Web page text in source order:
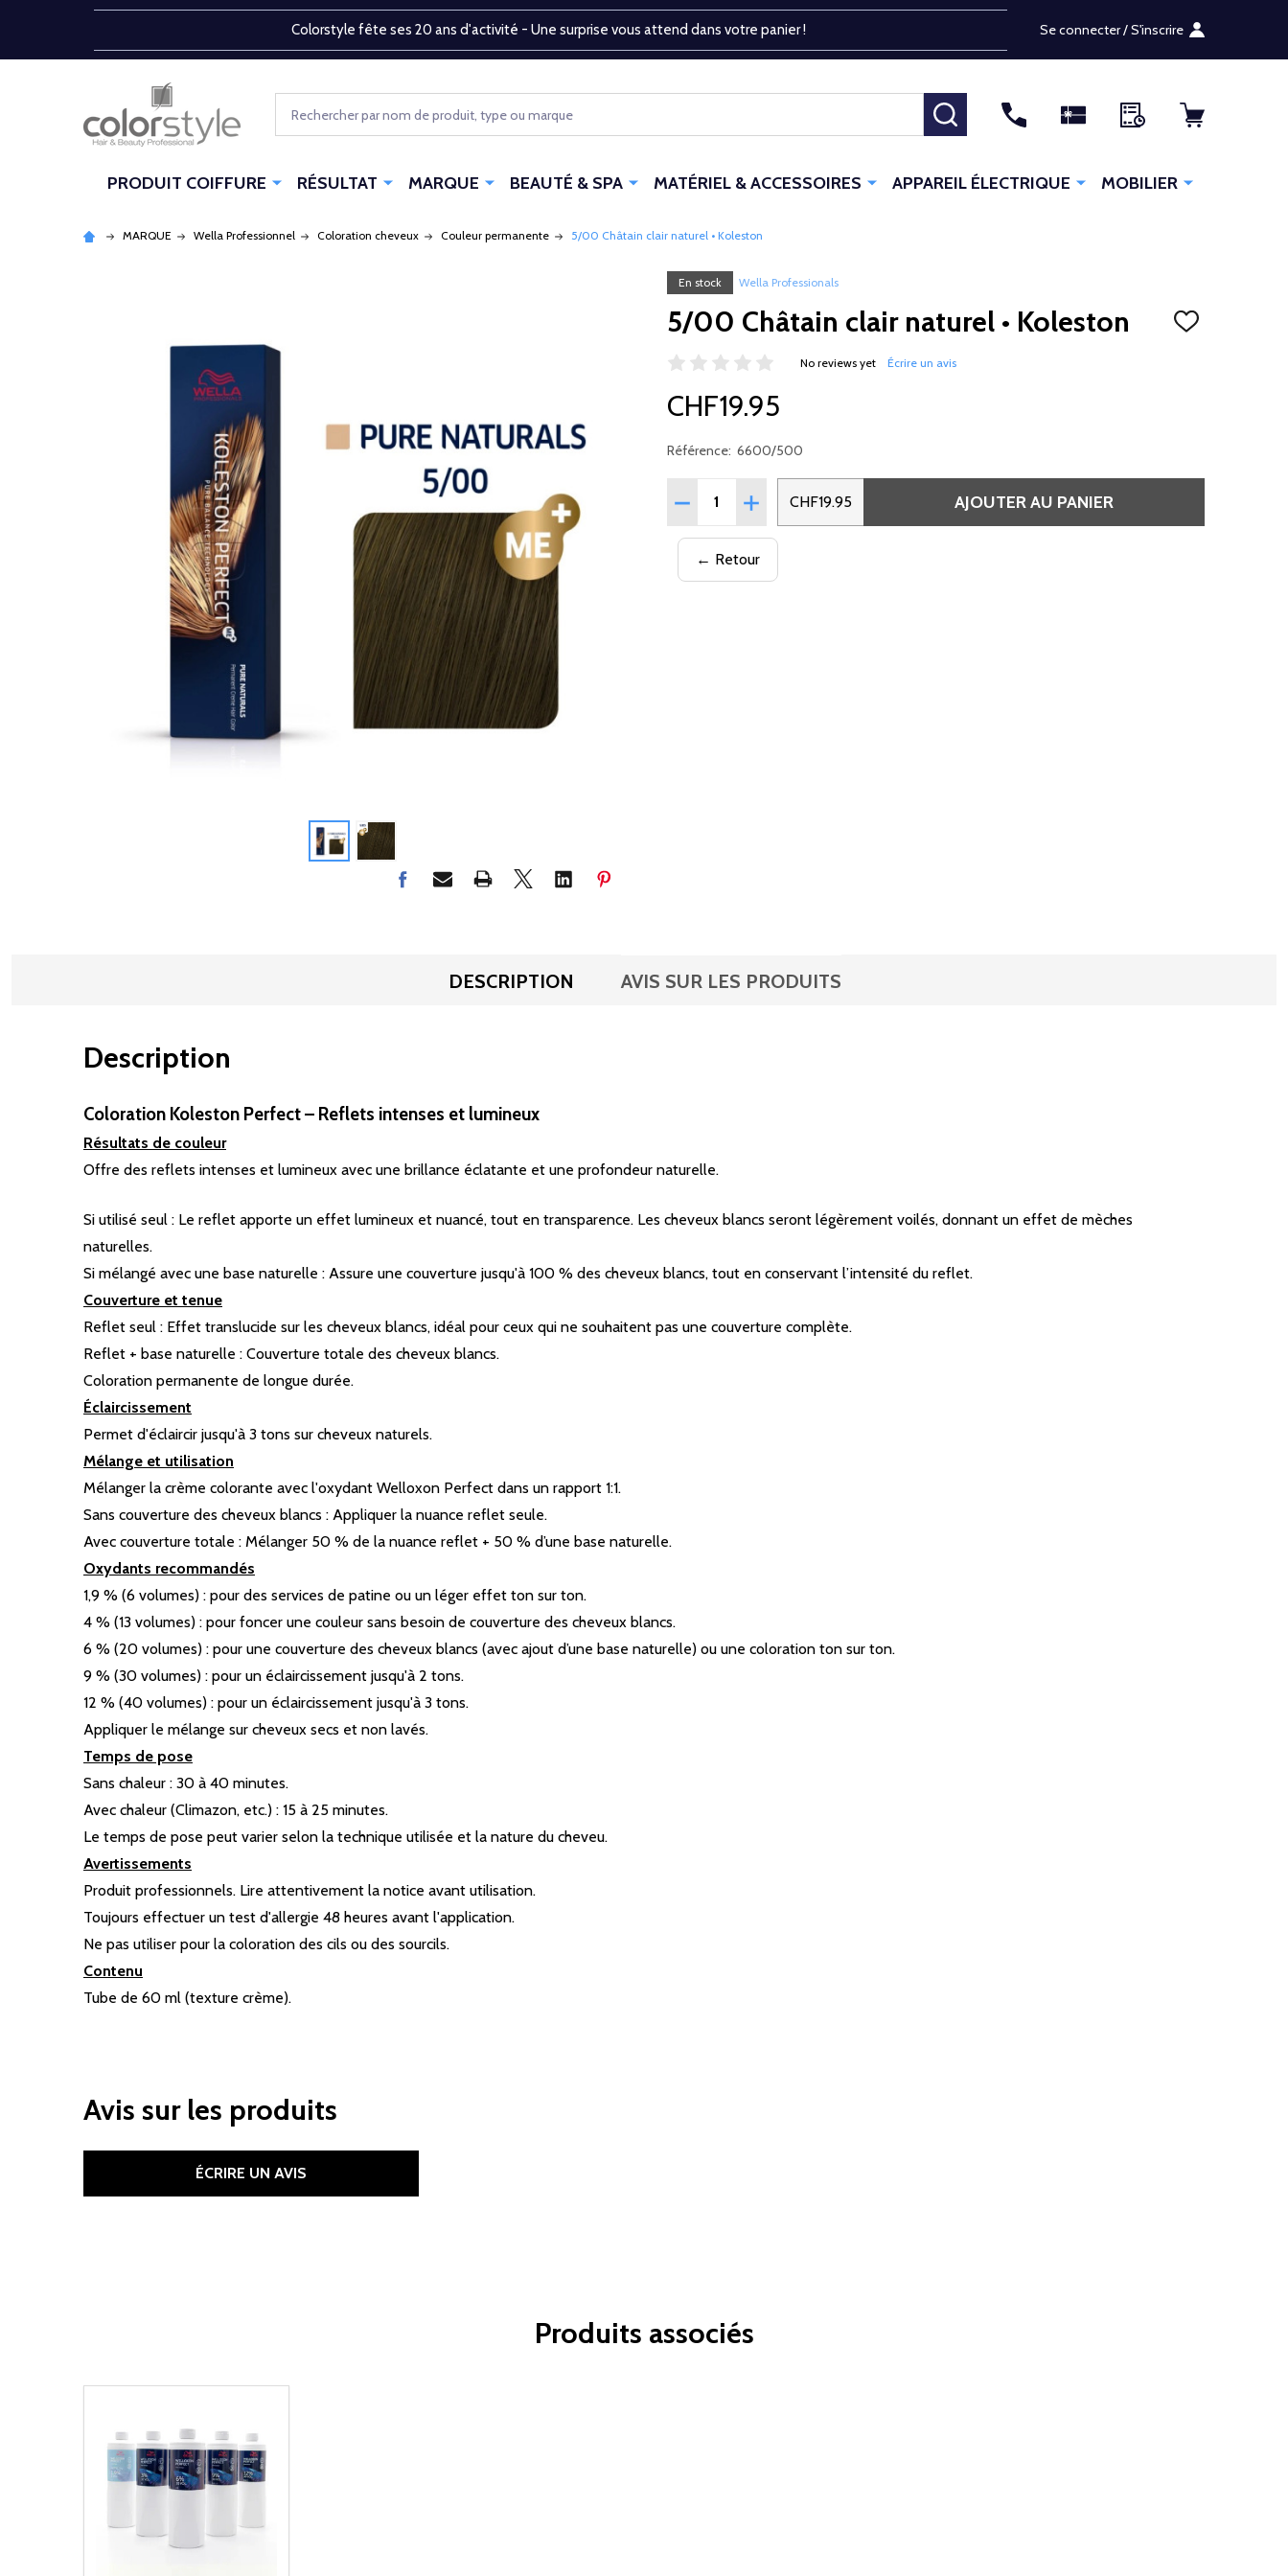
Colorstyle fête ses 20 ans d'activité - Une surprise vous attend dans votre panier ! Se connecter / S'inscrire
RECHERCHER
PRODUIT COIFFURE RÉSULTAT MARQUE BEAUTÉ & SPA MATÉRIEL & ACCESSOIRES APPAREIL ÉLECTRIQUE MOBILIER
MARQUE Wella Professionnel Coloration cheveux Couleur permanente 5/00 Châtain clair naturel • Koleston
En stock Wella Professionals
5/00 Châtain clair naturel • Koleston
AJOUTER
No reviews yet Écrire un avis
CHF19.95
Référence: 6600/500
Quantité:
RÉDUIRE LA QUANTITÉ DE 5/00 CHÂTAIN CLAIR NATUREL • KOLESTON
AUGMENTER LA QUANTITÉ DE 5/00 CHÂTAIN CLAIR NATUREL • KOLESTON
CHF19.95 AJOUTER AU PANIER
← Retour
DESCRIPTION AVIS SUR LES PRODUITS
Description
Coloration Koleston Perfect – Reflets intenses et lumineux
Résultats de couleur
Offre des reflets intenses et lumineux avec une brillance éclatante et une profondeur naturelle.
Si utilisé seul : Le reflet apporte un effet lumineux et nuancé, tout en transparence. Les cheveux blancs seront légèrement voilés, donnant un effet de mèches
naturelles.
Si mélangé avec une base naturelle : Assure une couverture jusqu'à 100 % des cheveux blancs, tout en conservant l’intensité du reflet.
Couverture et tenue
Reflet seul : Effet translucide sur les cheveux blancs, idéal pour ceux qui ne souhaitent pas une couverture complète.
Reflet + base naturelle : Couverture totale des cheveux blancs.
Coloration permanente de longue durée.
Éclaircissement
Permet d'éclaircir jusqu'à 3 tons sur cheveux naturels.
Mélange et utilisation
Mélanger la crème colorante avec l'oxydant Welloxon Perfect dans un rapport 1:1.
Sans couverture des cheveux blancs : Appliquer la nuance reflet seule.
Avec couverture totale : Mélanger 50 % de la nuance reflet + 50 % d’une base naturelle.
Oxydants recommandés
1,9 % (6 volumes) : pour des services de patine ou un léger effet ton sur ton.
4 % (13 volumes) : pour foncer une couleur sans besoin de couverture des cheveux blancs.
6 % (20 volumes) : pour une couverture des cheveux blancs (avec ajout d’une base naturelle) ou une coloration ton sur ton.
9 % (30 volumes) : pour un éclaircissement jusqu'à 2 tons.
12 % (40 volumes) : pour un éclaircissement jusqu'à 3 tons.
Appliquer le mélange sur cheveux secs et non lavés.
Temps de pose
Sans chaleur : 30 à 40 minutes.
Avec chaleur (Climazon, etc.) : 15 à 25 minutes.
Le temps de pose peut varier selon la technique utilisée et la nature du cheveu.
Avertissements
Produit professionnels. Lire attentivement la notice avant utilisation.
Toujours effectuer un test d'allergie 48 heures avant l'application.
Ne pas utiliser pour la coloration des cils ou des sourcils.
Contenu
Tube de 60 ml (texture crème).
Avis sur les produits
ÉCRIRE UN AVIS
Produits associés